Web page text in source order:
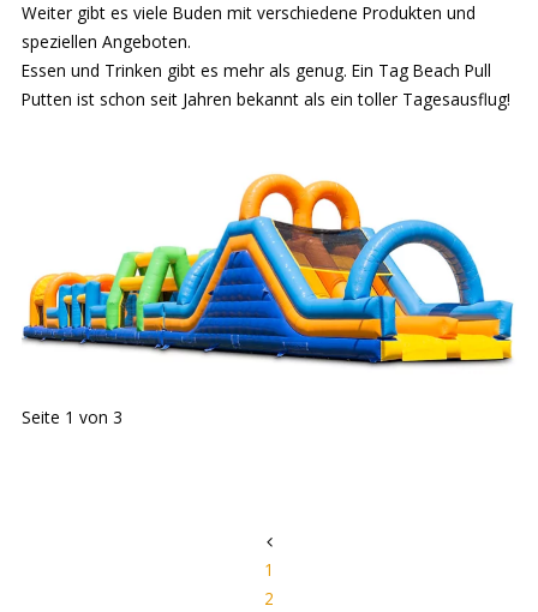
Weiter gibt es viele Buden mit verschiedene Produkten und
speziellen Angeboten.
Essen und Trinken gibt es mehr als genug. Ein Tag Beach Pull
Putten ist schon seit Jahren bekannt als ein toller Tagesausflug!
Seite 1 von 3
1
2